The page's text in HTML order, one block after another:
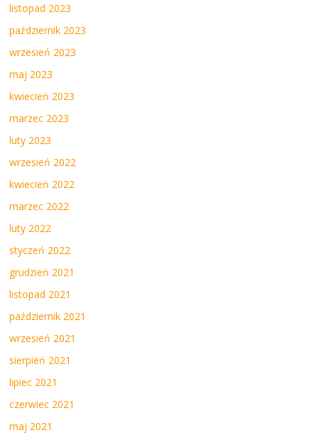
listopad 2023
październik 2023
wrzesień 2023
maj 2023
kwiecień 2023
marzec 2023
luty 2023
wrzesień 2022
kwiecień 2022
marzec 2022
luty 2022
styczeń 2022
grudzień 2021
listopad 2021
październik 2021
wrzesień 2021
sierpień 2021
lipiec 2021
czerwiec 2021
maj 2021